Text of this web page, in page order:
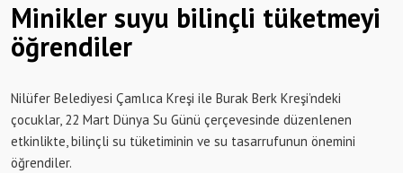
Minikler suyu bilinçli tüketmeyi
öğrendiler
Nilüfer Belediyesi Çamlıca Kreşi ile Burak Berk Kreşi’ndeki
çocuklar, 22 Mart Dünya Su Günü çerçevesinde düzenlenen
etkinlikte, bilinçli su tüketiminin ve su tasarrufunun önemini
öğrendiler.